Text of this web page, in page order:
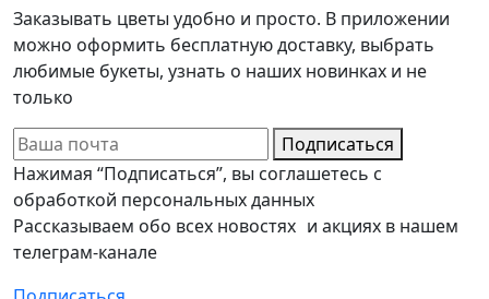
Заказывать цветы удобно и просто. В приложении
можно оформить бесплатную доставку, выбрать
любимые букеты, узнать о наших новинках и не
только
Подписаться
Нажимая “Подписаться”, вы соглашетесь с
обработкой персональных данных
Рассказываем обо всех новостях и акциях в нашем
телеграм-канале